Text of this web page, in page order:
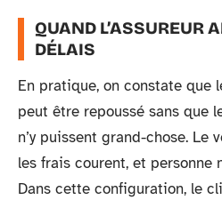
QUAND L’ASSUREUR
DÉLAIS
En pratique, on constate que
peut être repoussé sans que
n’y puissent grand-chose. Le
les frais courent, et personne
Dans cette configuration, le